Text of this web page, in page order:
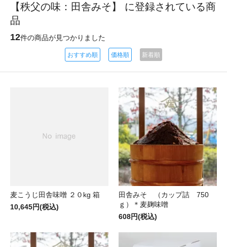
【秩父の味：田舎みそ】 に登録されている商
品
12件の商品が見つかりました
おすすめ順 価格順 新着順
麦こうじ田舎味噌 ２０kg 箱
10,645円(税込)
田舎みそ （カップ詰 750
ｇ）＊麦麹味噌
608円(税込)